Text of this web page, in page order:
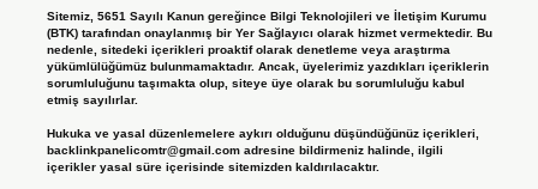
Sitemiz, 5651 Sayılı Kanun gereğince Bilgi Teknolojileri ve İletişim Kurumu
(BTK) tarafından onaylanmış bir Yer Sağlayıcı olarak hizmet vermektedir. Bu
nedenle, sitedeki içerikleri proaktif olarak denetleme veya araştırma
yükümlülüğümüz bulunmamaktadır. Ancak, üyelerimiz yazdıkları içeriklerin
sorumluluğunu taşımakta olup, siteye üye olarak bu sorumluluğu kabul
etmiş sayılırlar.
Hukuka ve yasal düzenlemelere aykırı olduğunu düşündüğünüz içerikleri,
backlinkpanelicomtr@gmail.comadresine bildirmeniz halinde, ilgili
içerikler yasal süre içerisinde sitemizden kaldırılacaktır.